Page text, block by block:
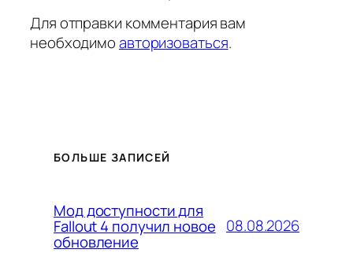
Для отправки комментария вам
необходимоавторизоваться.
БОЛЬШЕ ЗАПИСЕЙ
Мод доступности для
Fallout 4 получил новое
обновление
08.08.2026